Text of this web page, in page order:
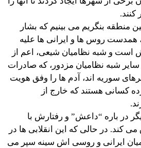
منطقه بنگریم می بینیم که بشار
همدست روس ها و ایرانی ها علیه
و شبه نظامیان شیعی، اعم از
شبه نظامیان مزدور، که صادرات
سوریه اند، آدم ها را وفق هویت
کسانی هستند که خارج از
در باره “داعش” و رفتارش با
کند. در حالی که این انقلابی ها در
ایرانی و روسی اش سینه سپر می